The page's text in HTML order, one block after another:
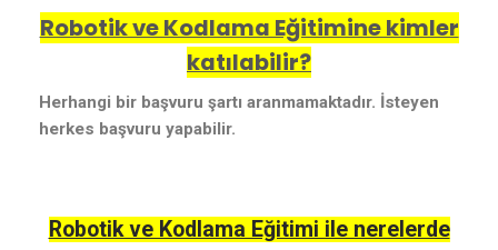
Robotik ve Kodlama Eğitimine kimler
katılabilir?
Herhangi bir başvuru şartı aranmamaktadır. İsteyen
herkes başvuru yapabilir.
Robotik ve Kodlama Eğitimi ile nerelerde